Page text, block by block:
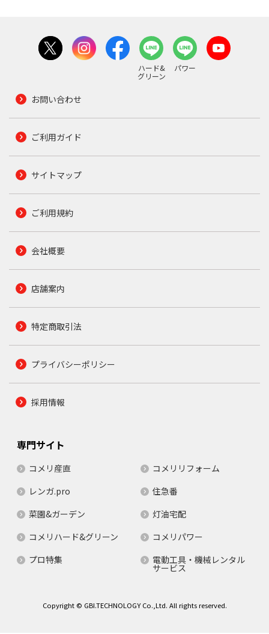
ハード&
グリーン
パワー
お問い合わせ
ご利用ガイド
サイトマップ
ご利用規約
会社概要
店舗案内
特定商取引法
プライバシーポリシー
採用情報
専門サイト
コメリ産直
コメリリフォーム
レンガ.pro
住急番
菜園&ガーデン
灯油宅配
コメリハード&グリーン
コメリパワー
プロ特集
電動工具・機械レンタル
サービス
Copyright © GBI.TECHNOLOGY Co.,Ltd. All rights reserved.